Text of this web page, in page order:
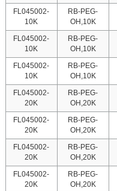
FL045002-
10K
RB-PEG-
OH,10K
FL045002-
10K
RB-PEG-
OH,10K
FL045002-
10K
RB-PEG-
OH,10K
FL045002-
20K
RB-PEG-
OH,20K
FL045002-
20K
RB-PEG-
OH,20K
FL045002-
20K
RB-PEG-
OH,20K
FL045002-
20K
RB-PEG-
OH,20K